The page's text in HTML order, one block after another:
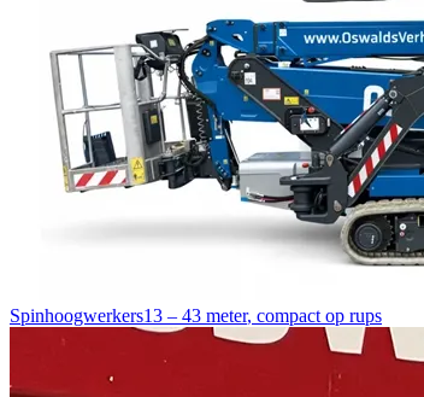
Spinhoogwerkers13 – 43 meter, compact op rups